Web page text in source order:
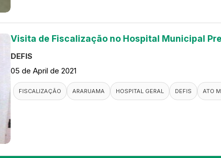
Visita de Fiscalização no Hospital Municipal
DEFIS
05 de April de 2021
FISCALIZAÇÃO ARARUAMA HOSPITAL GERAL DEFIS ATO